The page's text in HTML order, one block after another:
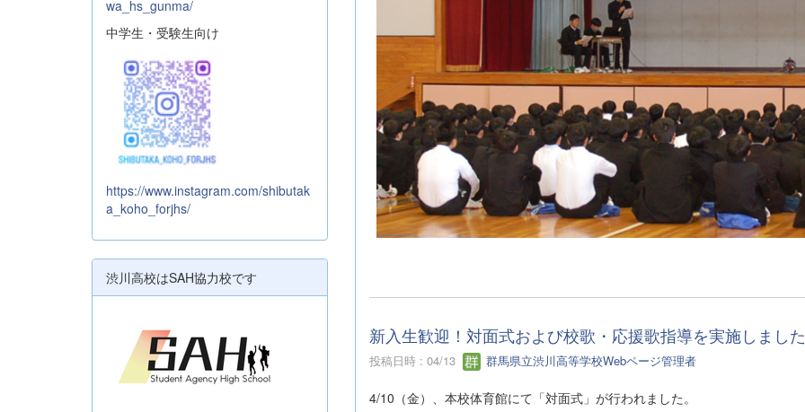
新入生歓迎！対面式および校歌・応援歌指導を実施しました
投稿日時 : 04/13 群馬県立渋川高等学校Webページ管理者
4/10（金）、本校体育館にて「対面式」が行われました。
wa_hs_gunma/
中学生・受験生向け
https://www.instagram.com/shibutak
a_koho_forjhs/
渋川高校はSAH協力校です